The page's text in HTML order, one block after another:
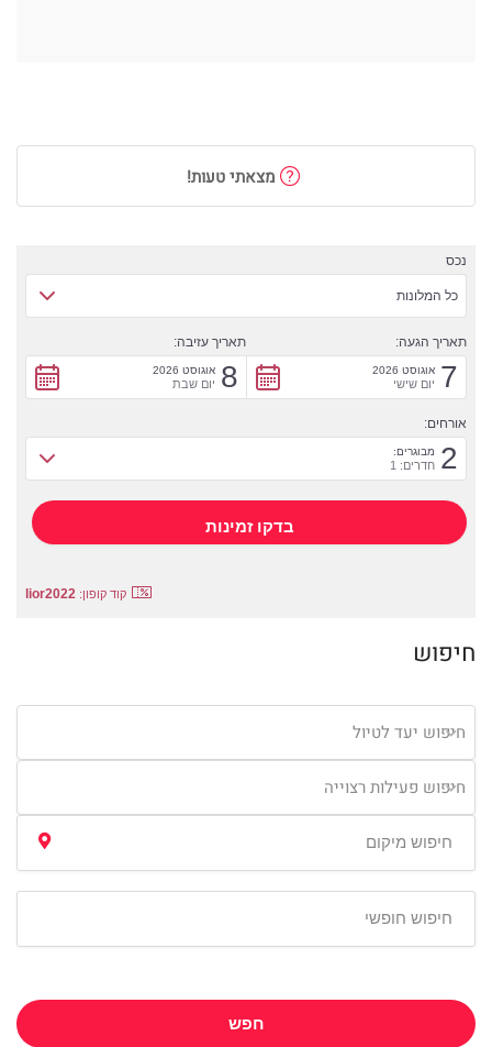
מצאתי טעות!
נכס
כל המלונות
תאריך הגעה:
7 אוגוסט 2026
יום שישי
תאריך עזיבה:
8 אוגוסט 2026
יום שבת
אורחים:
2 מבוגרים:
חדרים: 1
קוד קופון: lior2022
חיפוש
חיפוש יעד לטיול
חיפוש פעילות רצוייה
חפש